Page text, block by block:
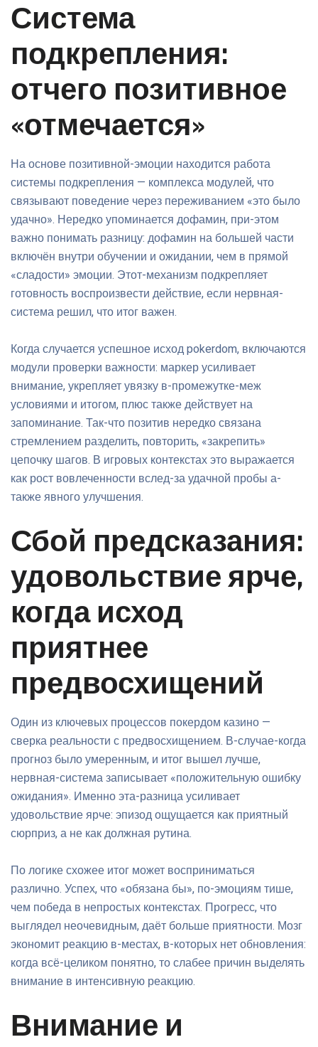
Система
подкрепления:
отчего позитивное
«отмечается»
На основе позитивной-эмоции находится работа
системы подкрепления — комплекса модулей, что
связывают поведение через переживанием «это было
удачно». Нередко упоминается дофамин, при-этом
важно понимать разницу: дофамин на большей части
включён внутри обучении и ожидании, чем в прямой
«сладости» эмоции. Этот-механизм подкрепляет
готовность воспроизвести действие, если нервная-
система решил, что итог важен.
Когда случается успешное исход pokerdom, включаются
модули проверки важности: маркер усиливает
внимание, укрепляет увязку в-промежутке-меж
условиями и итогом, плюс также действует на
запоминание. Так-что позитив нередко связана
стремлением разделить, повторить, «закрепить»
цепочку шагов. В игровых контекстах это выражается
как рост вовлеченности вслед-за удачной пробы а-
также явного улучшения.
Сбой предсказания:
удовольствие ярче,
когда исход
приятнее
предвосхищений
Один из ключевых процессов покердом казино —
сверка реальности с предвосхищением. В-случае-когда
прогноз было умеренным, и итог вышел лучше,
нервная-система записывает «положительную ошибку
ожидания». Именно эта-разница усиливает
удовольствие ярче: эпизод ощущается как приятный
сюрприз, а не как должная рутина.
По логике схожее итог может восприниматься
различно. Успех, что «обязана бы», по-эмоциям тише,
чем победа в непростых контекстах. Прогресс, что
выглядел неочевидным, даёт больше приятности. Мозг
экономит реакцию в-местах, в-которых нет обновления:
когда всё-целиком понятно, то слабее причин выделять
внимание в интенсивную реакцию.
Внимание и